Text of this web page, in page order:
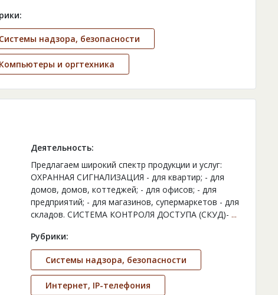
Системы надзора, безопасности
Компьютеры и оргтехника
Деятельность:
Предлагаем широкий спектр продукции и услуг:
ОХРАННАЯ СИГНАЛИЗАЦИЯ - для квартир; - для
домов, домов, коттеджей; - для офисов; - для
предприятий; - для магазинов, супермаркетов - для
складов. CИСТЕМА КОНТРОЛЯ ДОСТУПА (СКУД)- ...
Рубрики:
Системы надзора, безопасности
Интернет, IP-телефония